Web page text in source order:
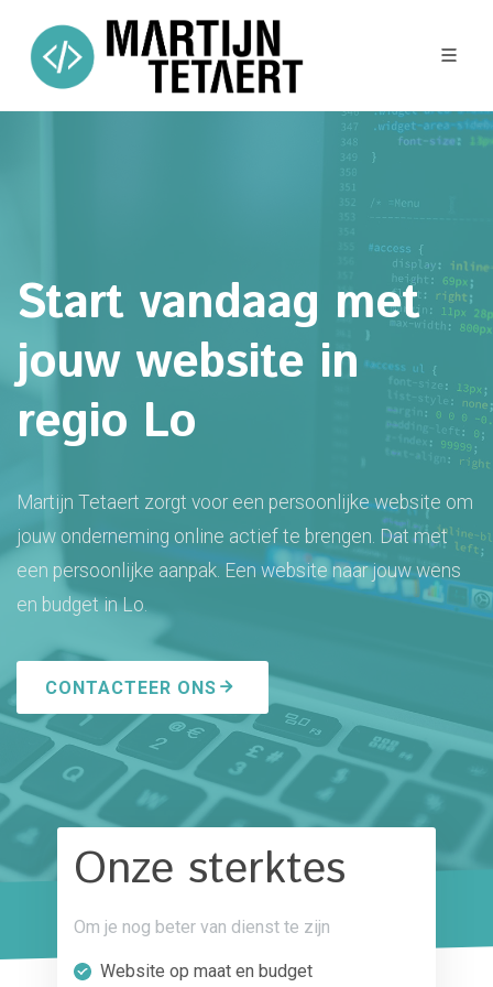
Start vandaag met
jouw website in
regio Lo
Martijn Tetaert zorgt voor een persoonlijke website om
jouw onderneming online actief te brengen. Dat met
een persoonlijke aanpak. Een website naar jouw wens
en budget in Lo.
CONTACTEER ONS
Onze sterktes
Om je nog beter van dienst te zijn
Website op maat en budget